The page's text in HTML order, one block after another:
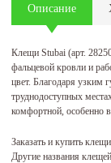
Описание
Клещи Stubai (арт.
фальцевой кровли и
цвет. Благодаря узким
труднодоступных
комфортной, особенно
Заказать и купить
Другие названия